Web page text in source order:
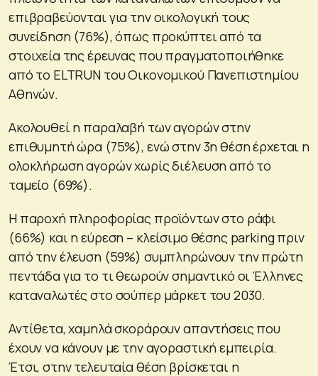
επιβραβεύονται για την οικολογική τους
συνείδηση (76%), όπως προκύπτει από τα
στοιχεία της έρευνας που πραγματοποιήθηκε
από το ELTRUN του Οικονομικού Πανεπιστημίου
Αθηνών.
Ακολουθεί η παραλαβή των αγορών στην
επιθυμητή ώρα (75%), ενώ στην 3η θέση έρχεται η
ολοκλήρωση αγορών χωρίς διέλευση από το
ταμείο (69%).
Η παροχή πληροφορίας προϊόντων στο ράφι
(66%) και η εύρεση – κλείσιμο θέσης parking πριν
από την έλευση (59%) συμπληρώνουν την πρώτη
πεντάδα για το τι θεωρούν σημαντικό οι Έλληνες
καταναλωτές στο σούπερ μάρκετ του 2030.
Αντίθετα, χαμηλά σκοράρουν απαντήσεις που
έχουν να κάνουν με την αγοραστική εμπειρία.
Έτσι, στην τελευταία θέση βρίσκεται η